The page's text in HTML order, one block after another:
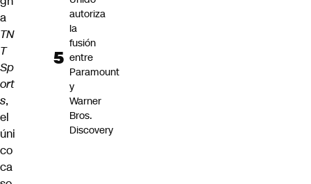
a
TN
T
Sp
ort
s,
el
úni
co
ca
autoriza
la
fusión
entre
Paramount
y
Warner
Bros.
Discovery